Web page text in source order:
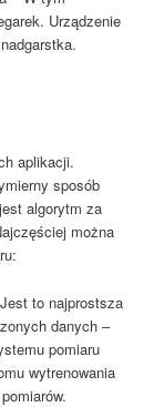
Urządzenie
aplikacji.
sposób
algorytm za
można
to najprostsza
danych –
pomiaru
wytrenowania